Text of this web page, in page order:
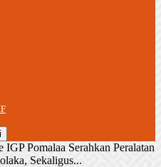
IGP Pomalaa Serahkan Peralatan
Sekaligus...